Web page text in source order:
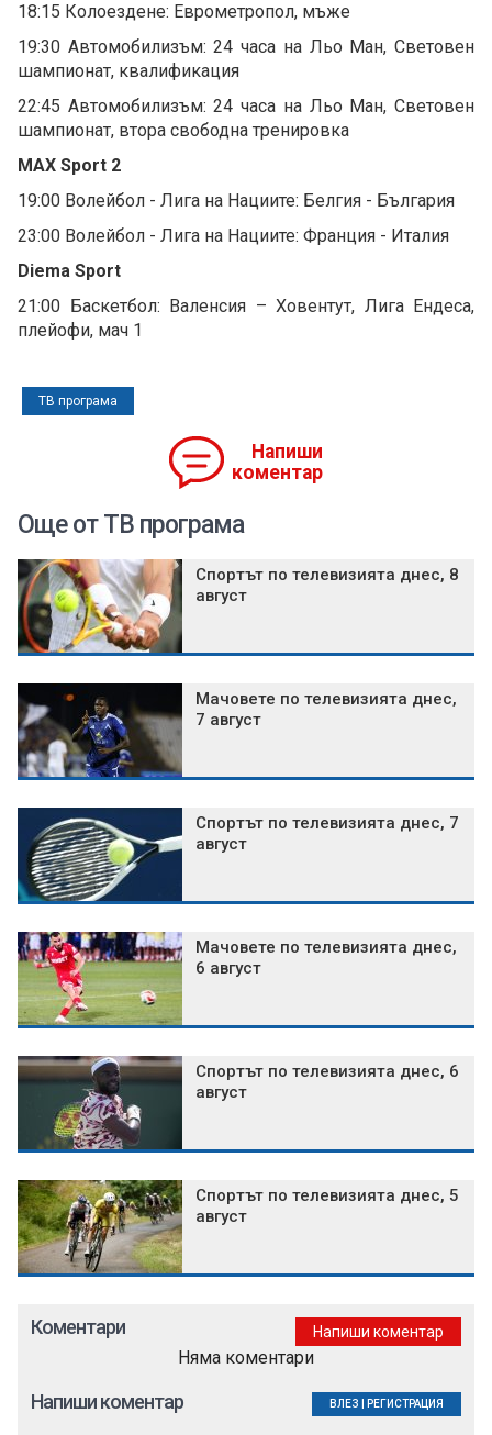
18:15 Колоездене: Еврометропол, мъже
19:30 Автомобилизъм: 24 часа на Льо Ман, Световен
шампионат, квалификация
22:45 Автомобилизъм: 24 часа на Льо Ман, Световен
шампионат, втора свободна тренировка
MAX Sport 2
19:00 Волейбол - Лига на Нациите: Белгия - България
23:00 Волейбол - Лига на Нациите: Франция - Италия
Diema Sport
21:00 Баскетбол: Валенсия – Ховентут, Лига Ендеса,
плейофи, мач 1
ТВ програма
Напиши
коментар
Още от ТВ програма
Спортът по телевизията днес, 8
август
Мачовете по телевизията днес,
7 август
Спортът по телевизията днес, 7
август
Мачовете по телевизията днес,
6 август
Спортът по телевизията днес, 6
август
Спортът по телевизията днес, 5
август
Коментари Напиши коментар
Няма коментари
Напиши коментар ВЛЕЗ РЕГИСТРАЦИЯ